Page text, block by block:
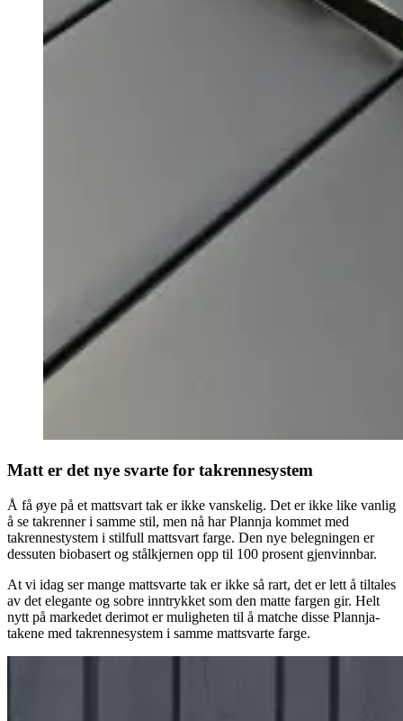
Matt er det nye svarte for takrennesystem
Å få øye på et mattsvart tak er ikke vanskelig. Det er ikke like vanlig
å se takrenner i samme stil, men nå har Plannja kommet med
takrennestystem i stilfull mattsvart farge. Den nye belegningen er
dessuten biobasert og stålkjernen opp til 100 prosent gjenvinnbar.
At vi idag ser mange mattsvarte tak er ikke så rart, det er lett å tiltales
av det elegante og sobre inntrykket som den matte fargen gir. Helt
nytt på markedet derimot er muligheten til å matche disse Plannja-
takene med takrennesystem i samme mattsvarte farge.